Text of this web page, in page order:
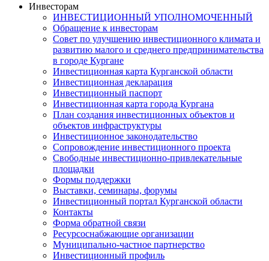
Инвесторам
ИНВЕСТИЦИОННЫЙ УПОЛНОМОЧЕННЫЙ
Обращение к инвесторам
Совет по улучшению инвестиционного климата и
развитию малого и среднего предпринимательства
в городе Кургане
Инвестиционная карта Курганской области
Инвестиционная декларация
Инвестиционный паспорт
Инвестиционная карта города Кургана
План создания инвестиционных объектов и
объектов инфраструктуры
Инвестиционное законодательство
Сопровождение инвестиционного проекта
Свободные инвестиционно-привлекательные
площадки
Формы поддержки
Выставки, семинары, форумы
Инвестиционный портал Курганской области
Контакты
Форма обратной связи
Ресурсоснабжающие организации
Муниципально-частное партнерство
Инвестиционный профиль